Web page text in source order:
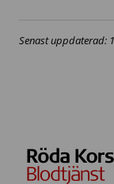
Senast uppdaterad: